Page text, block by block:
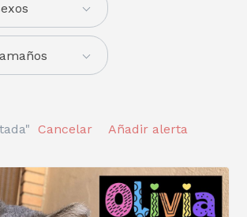
Cancelar Añadir alerta